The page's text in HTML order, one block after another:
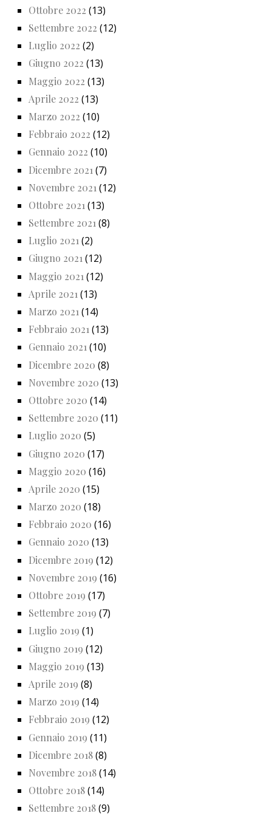
Ottobre 2022 (13)
Settembre 2022 (12)
Luglio 2022 (2)
Giugno 2022 (13)
Maggio 2022 (13)
Aprile 2022 (13)
Marzo 2022 (10)
Febbraio 2022 (12)
Gennaio 2022 (10)
Dicembre 2021 (7)
Novembre 2021 (12)
Ottobre 2021 (13)
Settembre 2021 (8)
Luglio 2021(2)
Giugno 2021(12)
Maggio 2021 (12)
Aprile 2021 (13)
Marzo 2021 (14)
Febbraio 2021(13)
Gennaio 2021(10)
Dicembre 2020 (8)
Novembre 2020 (13)
Ottobre 2020 (14)
Settembre 2020 (11)
Luglio 2020 (5)
Giugno 2020 (17)
Maggio 2020 (16)
Aprile 2020 (15)
Marzo 2020 (18)
Febbraio 2020 (16)
Gennaio 2020 (13)
Dicembre 2019 (12)
Novembre 2019 (16)
Ottobre 2019 (17)
Settembre 2019 (7)
Luglio 2019 (1)
Giugno 2019 (12)
Maggio 2019 (13)
Aprile 2019 (8)
Marzo 2019 (14)
Febbraio 2019 (12)
Gennaio 2019 (11)
Dicembre 2018(8)
Novembre 2018(14)
Ottobre 2018(14)
Settembre 2018(9)